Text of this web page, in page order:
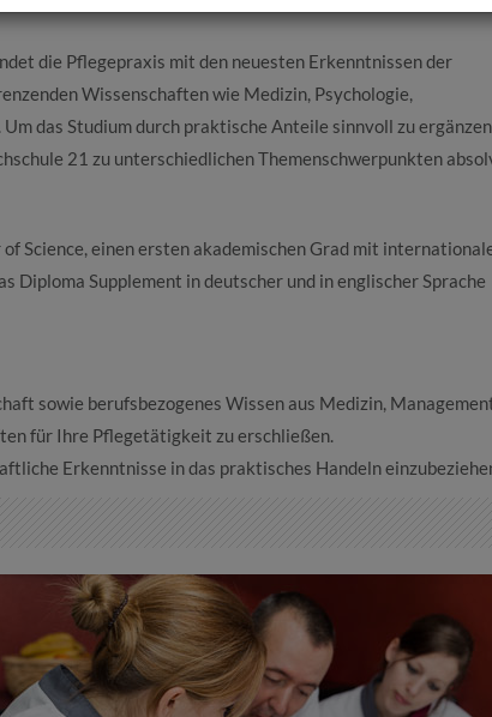
die Pflegepraxis mit den neuesten Erkenntnissen der
Wissenschaften wie Medizin, Psychologie,
das Studium durch praktische Anteile sinnvoll zu
21 zu unterschiedlichen Themenschwerpunkten
Science, einen ersten akademischen Grad mit
Diploma Supplement in deutscher und in englischer Sprache
sowie berufsbezogenes Wissen aus Medizin,
für Ihre Pflegetätigkeit zu erschließen.
Erkenntnisse in das praktisches Handeln